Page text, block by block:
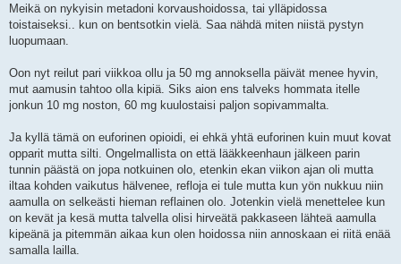
s
Meikä on nykyisin metadoni korvaushoidossa, tai ylläpidossa
toistaiseksi.. kun on bentsotkin vielä. Saa nähdä miten niistä pystyn
luopumaan.
Oon nyt reilut pari viikkoa ollu ja 50 mg annoksella päivät menee hyvin,
mut aamusin tahtoo olla kipiä. Siks aion ens talveks hommata itelle
jonkun 10 mg noston, 60 mg kuulostaisi paljon sopivammalta.
Ja kyllä tämä on euforinen opioidi, ei ehkä yhtä euforinen kuin muut kovat
opparit mutta silti. Ongelmallista on että lääkkeenhaun jälkeen parin
tunnin päästä on jopa notkuinen olo, etenkin ekan viikon ajan oli mutta
iltaa kohden vaikutus hälvenee, refloja ei tule mutta kun yön nukkuu niin
aamulla on selkeästi hieman reflainen olo. Jotenkin vielä menettelee kun
on kevät ja kesä mutta talvella olisi hirveätä pakkaseen lähteä aamulla
kipeänä ja pitemmän aikaa kun olen hoidossa niin annoskaan ei riitä enää
samalla lailla.